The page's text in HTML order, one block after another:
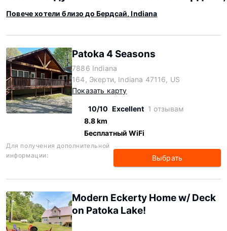
Повече хотели близо до Бердсай, Indiana
Patoka 4 Seasons
7886 Indiana
164, Экерти, Indiana 47116, US
Показать карту
10/10 Excellent 1 отзывам
8.8 km
Бесплатный WiFi
Для получения дополнительной
информации:
Выбрать
Modern Eckerty Home w/ Deck
on Patoka Lake!